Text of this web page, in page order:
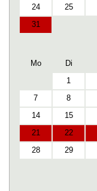
24
25
31
Mo
Di
1
7
8
14
15
21
22
28
29